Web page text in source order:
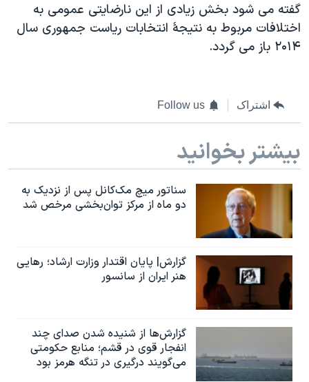
سفر پرزیدنت ترامپ به چین
گفته می شود بخش زيادی از اين نارضايتی عمومی به
اختلافات مربوط به نتيجۀ انتخابات رياست جمهوری سال
۲۰۱۴ باز می گردد.
اشتراک Follow us
بیشتر بخوانید
سناتور میچ مک‌کانل پس از نزدیک به
دو ماه از مرکز توان‌بخشی مرخص شد
گزارش| پایان اقتدار وزارت ارشاد؛ رهایی
هنر ایران از سانسور
گزارش‌ها از شنیده شدن صدای چند
انفجار قوی در قشم؛ منابع حکومتی
می‌گویند درگیری در تنگه هرمز بود